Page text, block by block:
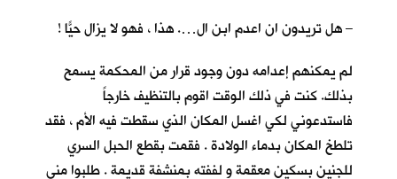
– هل تريدون ان اعدم ابن ال…. هذا ، فهو لا يزال حيّاً !
لم يمكنهم إعدامه دون وجود قرار من المحكمة يسمح
بذلك. كنت في ذلك الوقت اقوم بالتنظيف خارجاً
فاستدعوني لكي اغسل المكان الذي سقطت فيه الأم ، فقد
تلطخ المكان بدماء الولادة . فقمت بقطع الحبل السري
للجنين بسكين معقمة و لففته بمنشفة قديمة . طلبوا مني